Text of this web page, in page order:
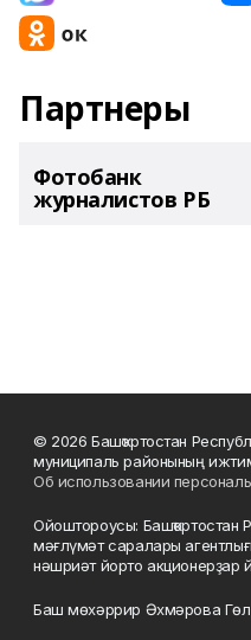
Партнеры
Фотобанк
журналистов РБ
© 2026 Башҡортостан
муниципаль районының
Об использовании
Ойоштороусы: Башҡортостан
мәғлүмәт саралары
нәшриәт йорто акционерҙар
Баш мөхәррир Әхмәрова